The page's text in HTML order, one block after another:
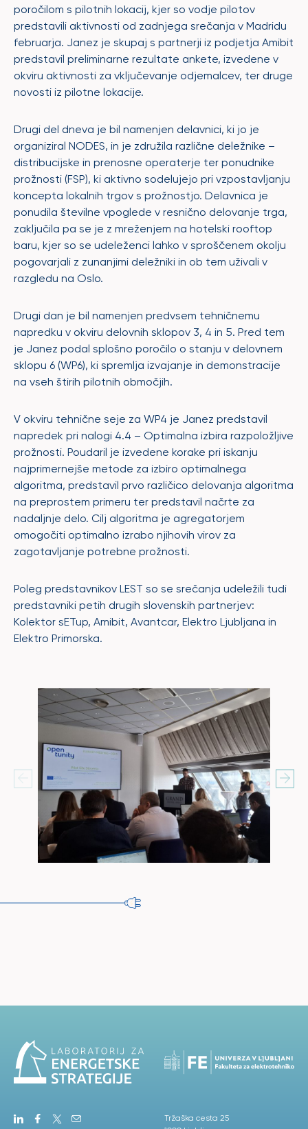
poročilom s pilotnih lokacij, kjer so vodje pilotov
predstavili aktivnosti od zadnjega srečanja v Madridu
februarja. Janez je skupaj s partnerji iz podjetja Amibit
predstavil preliminarne rezultate ankete, izvedene v
okviru aktivnosti za vključevanje odjemalcev, ter druge
novosti iz pilotne lokacije.
Drugi del dneva je bil namenjen delavnici, ki jo je
organiziral NODES, in je združila različne deležnike –
distribucijske in prenosne operaterje ter ponudnike
prožnosti (FSP), ki aktivno sodelujejo pri vzpostavljanju
koncepta lokalnih trgov s prožnostjo. Delavnica je
ponudila številne vpoglede v resnično delovanje trga,
zaključila pa se je z mreženjem na hotelski rooftop
baru, kjer so se udeleženci lahko v sproščenem okolju
pogovarjali z zunanjimi deležniki in ob tem uživali v
razgledu na Oslo.
Drugi dan je bil namenjen predvsem tehničnemu
napredku v okviru delovnih sklopov 3, 4 in 5. Pred tem
je Janez podal splošno poročilo o stanju v delovnem
sklopu 6 (WP6), ki spremlja izvajanje in demonstracije
na vseh štirih pilotnih območjih.
V okviru tehnične seje za WP4 je Janez predstavil
napredek pri nalogi 4.4 – Optimalna izbira razpoložljive
prožnosti. Poudaril je izvedene korake pri iskanju
najprimernejše metode za izbiro optimalnega
algoritma, predstavil prvo različico delovanja algoritma
na preprostem primeru ter predstavil načrte za
nadaljnje delo. Cilj algoritma je agregatorjem
omogočiti optimalno izrabo njihovih virov za
zagotavljanje potrebne prožnosti.
Poleg predstavnikov LEST so se srečanja udeležili tudi
predstavniki petih drugih slovenskih partnerjev:
Kolektor sETup, Amibit, Avantcar, Elektro Ljubljana in
Elektro Primorska.
Tržaška cesta 25